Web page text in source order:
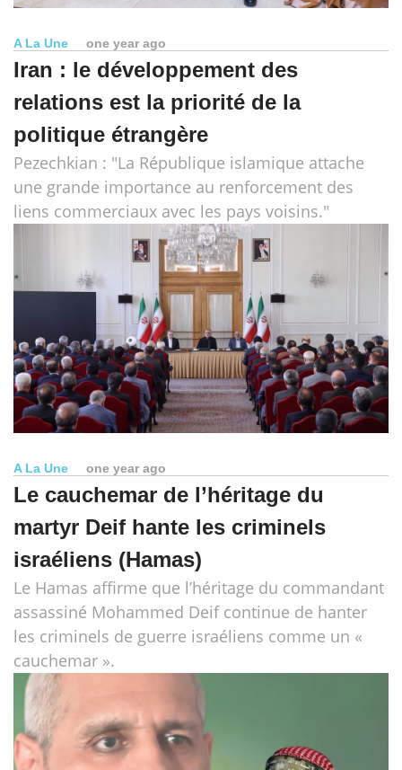
A La Une one year ago
Iran : le développement des
relations est la priorité de la
politique étrangère
Pezechkian : "La République islamique attache
une grande importance au renforcement des
liens commerciaux avec les pays voisins."
A La Une one year ago
Le cauchemar de l’héritage du
martyr Deif hante les criminels
israéliens (Hamas)
Le Hamas affirme que l’héritage du commandant
assassiné Mohammed Deif continue de hanter
les criminels de guerre israéliens comme un «
cauchemar ».